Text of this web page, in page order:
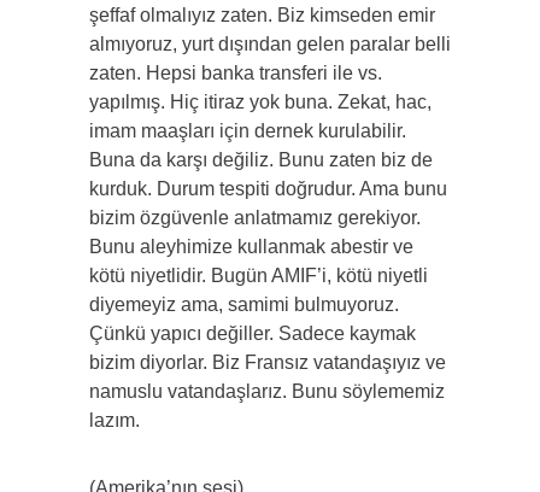
şeffaf olmalıyız zaten. Biz kimseden emir
almıyoruz, yurt dışından gelen paralar belli
zaten. Hepsi banka transferi ile vs.
yapılmış. Hiç itiraz yok buna. Zekat, hac,
imam maaşları için dernek kurulabilir.
Buna da karşı değiliz. Bunu zaten biz de
kurduk. Durum tespiti doğrudur. Ama bunu
bizim özgüvenle anlatmamız gerekiyor.
Bunu aleyhimize kullanmak abestir ve
kötü niyetlidir. Bugün AMIF’i, kötü niyetli
diyemeyiz ama, samimi bulmuyoruz.
Çünkü yapıcı değiller. Sadece kaymak
bizim diyorlar. Biz Fransız vatandaşıyız ve
namuslu vatandaşlarız. Bunu söylememiz
lazım.